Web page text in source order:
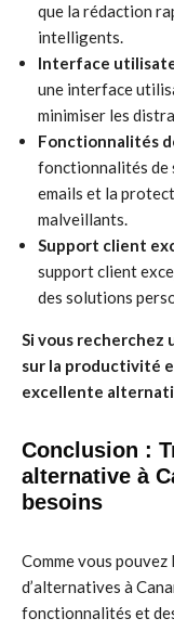
que la rédaction
intelligents.
Interface
une interface
minimiser les
Fonctionnalités
fonctionnalités de
emails et la
malveillants.
Support client
support client
des solutions
Si vous recherchez
sur la productivité
excellente
Conclusion :
alternative à
besoins
Comme vous
d’alternatives à
fonctionnalités et